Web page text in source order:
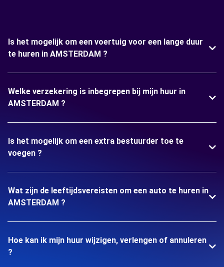
Is het mogelijk om een voertuig voor een lange duur
te huren in AMSTERDAM ?
Welke verzekering is inbegrepen bij mijn huur in
AMSTERDAM ?
Is het mogelijk om een extra bestuurder toe te
voegen ?
Wat zijn de leeftijdsvereisten om een auto te huren in
AMSTERDAM ?
Hoe kan ik mijn huur wijzigen, verlengen of annuleren
?